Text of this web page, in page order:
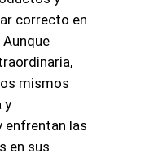
correcto en
mismos
y
enfrentan las
en sus